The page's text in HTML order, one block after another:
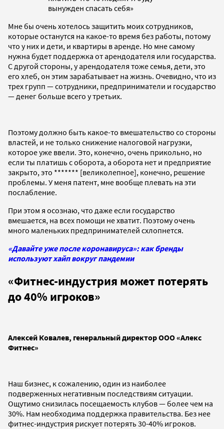
вынужден спасать себя»
Мне бы очень хотелось защитить моих сотрудников,
которые останутся на какое-то время без работы, потому
что у них и дети, и квартиры в аренде. Но мне самому
нужна будет поддержка от арендодателя или государства.
С другой стороны, у арендодателя тоже семья, дети, это
его хлеб, он этим зарабатывает на жизнь. Очевидно, что из
трех групп — сотрудники, предприниматели и государство
— денег больше всего у третьих.
Поэтому должно быть какое-то вмешательство со стороны
властей, и не только снижение налоговой нагрузки,
которое уже ввели. Это, конечно, очень прикольно, но
если ты платишь с оборота, а оборота нет и предприятие
закрыто, это ******* [великолепное], конечно, решение
проблемы. У меня патент, мне вообще плевать на эти
послабление.
При этом я осознаю, что даже если государство
вмешается, на всех помощи не хватит. Поэтому очень
много маленьких предпринимателей схлопнется.
«Давайте уже после коронавируса»: как бренды
используют хайп вокруг пандемии
«Фитнес-индустрия может потерять
до 40% игроков»
Алексей Ковалев, генеральный директор ООО «Алекс
Фитнес»
Наш бизнес, к сожалению, один из наиболее
подверженных негативным последствиям ситуации.
Ощутимо снизилась посещаемость клубов — более чем на
30%. Нам необходима поддержка правительства. Без нее
фитнес-индустрия рискует потерять 30-40% игроков.